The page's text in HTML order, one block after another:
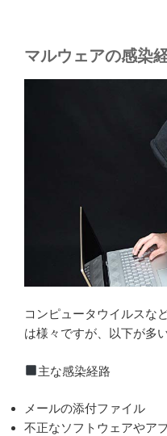
マルウェアの感染
コンピュータウイルスな
は様々ですが、以下が多
主な感染経路
メールの添付ファイル
不正なソフトウェアやア